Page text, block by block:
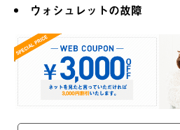
ウォシュレットの故障